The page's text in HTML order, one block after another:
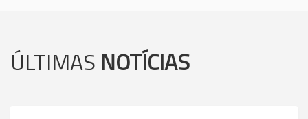
ÚLTIMAS NOTÍCIAS